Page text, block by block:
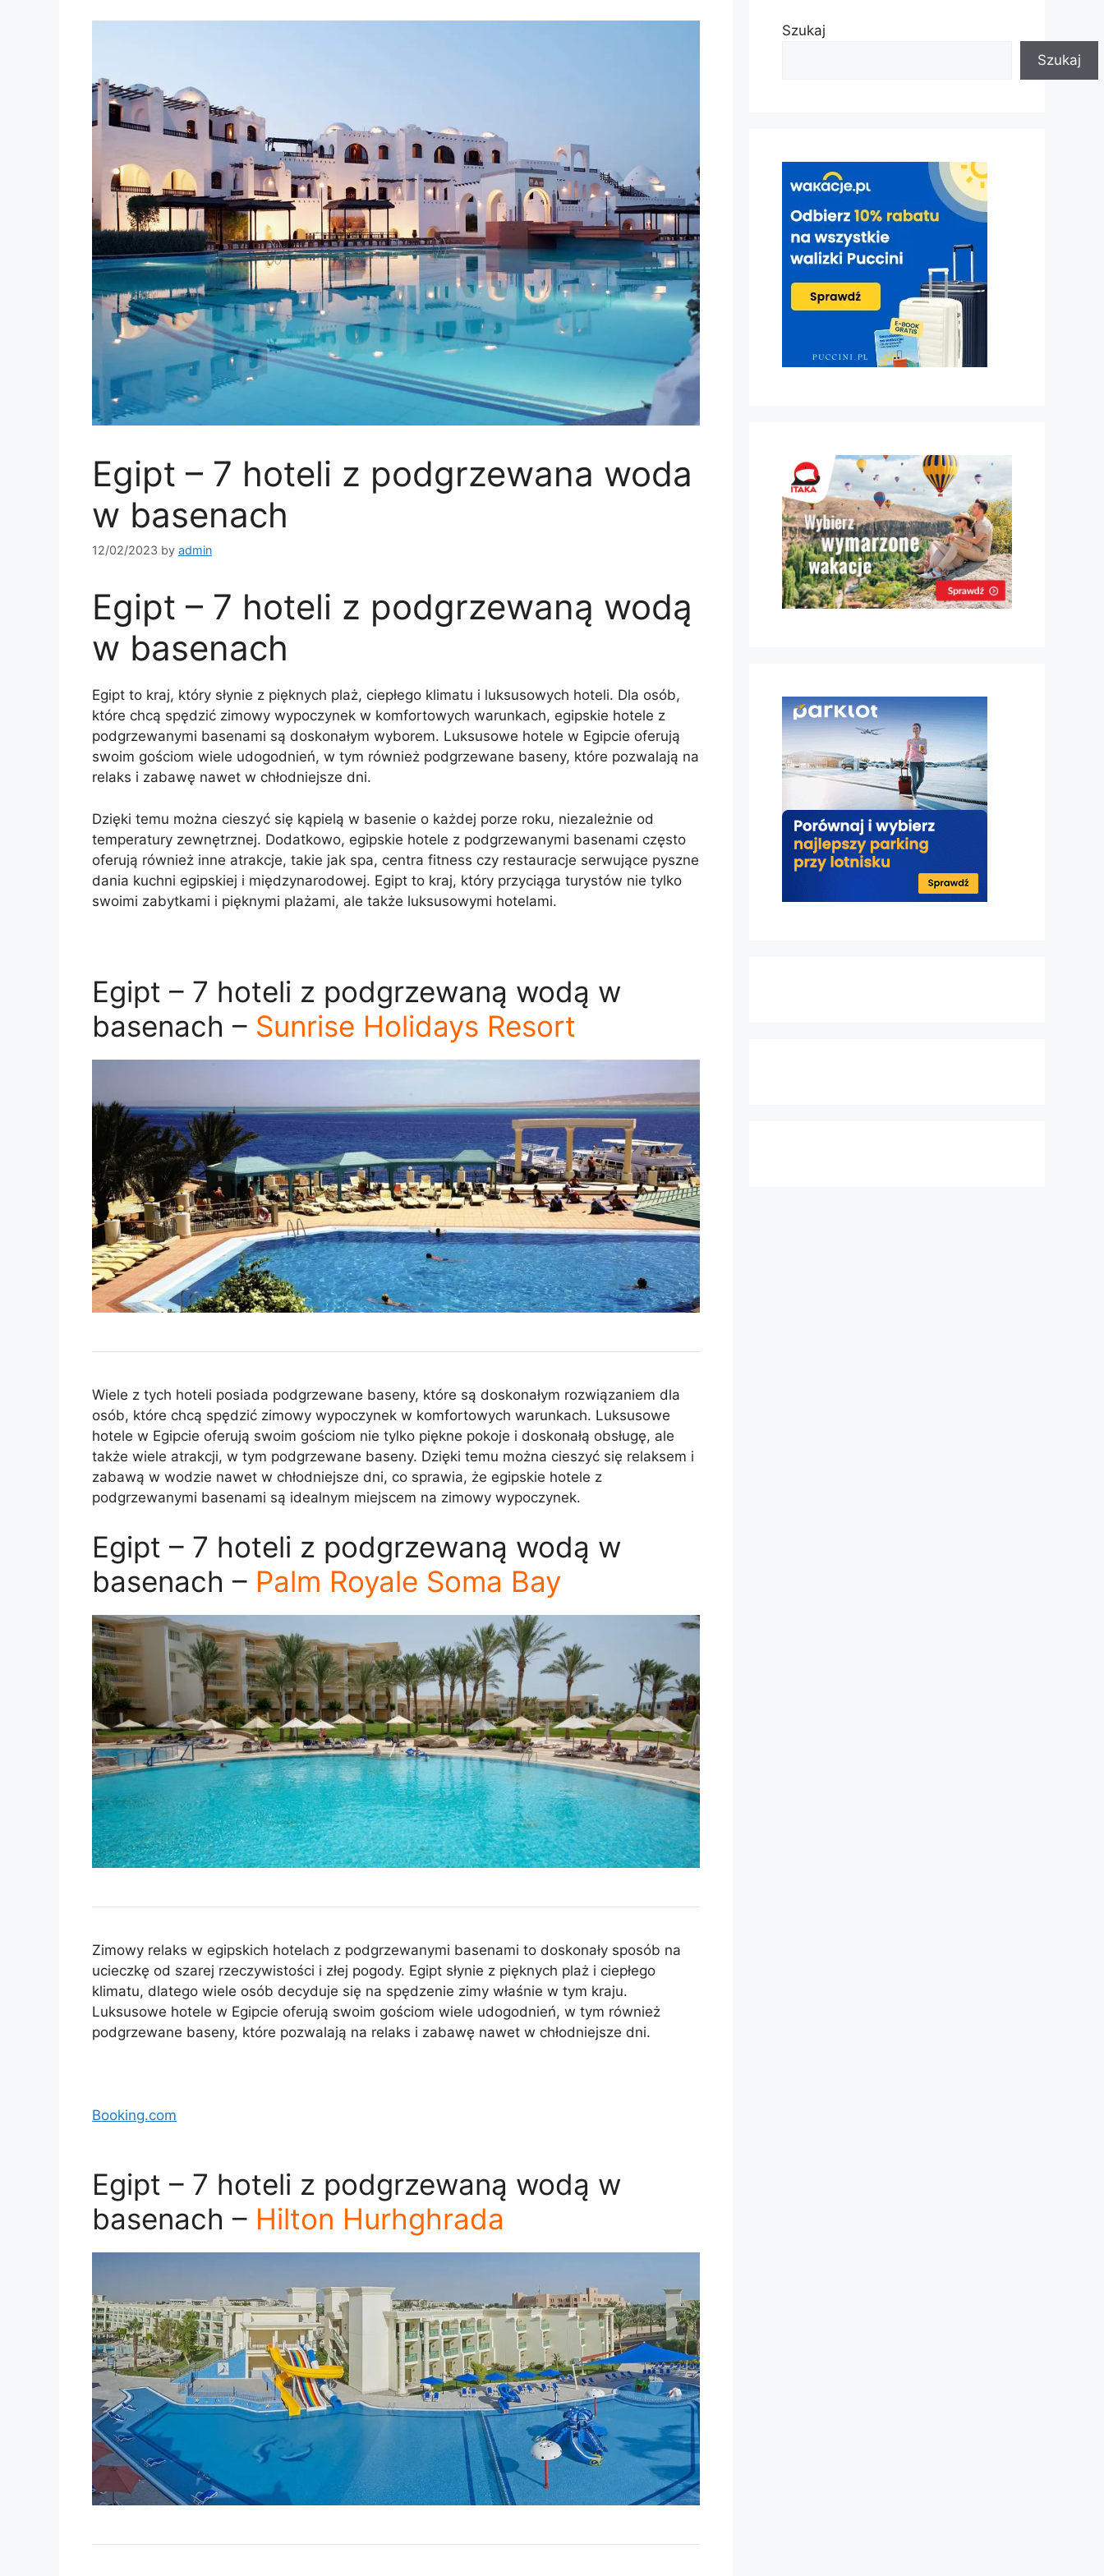
Egipt – 7 hoteli z podgrzewana woda
w basenach
12/02/2023 by admin
Egipt – 7 hoteli z podgrzewaną wodą
w basenach
Egipt to kraj, który słynie z pięknych plaż, ciepłego klimatu i luksusowych hoteli. Dla osób,
które chcą spędzić zimowy wypoczynek w komfortowych warunkach, egipskie hotele z
podgrzewanymi basenami są doskonałym wyborem. Luksusowe hotele w Egipcie oferują
swoim gościom wiele udogodnień, w tym również podgrzewane baseny, które pozwalają na
relaks i zabawę nawet w chłodniejsze dni.
Dzięki temu można cieszyć się kąpielą w basenie o każdej porze roku, niezależnie od
temperatury zewnętrznej. Dodatkowo, egipskie hotele z podgrzewanymi basenami często
oferują również inne atrakcje, takie jak spa, centra fitness czy restauracje serwujące pyszne
dania kuchni egipskiej i międzynarodowej. Egipt to kraj, który przyciąga turystów nie tylko
swoimi zabytkami i pięknymi plażami, ale także luksusowymi hotelami.
Egipt – 7 hoteli z podgrzewaną wodą w
basenach – Sunrise Holidays Resort
Wiele z tych hoteli posiada podgrzewane baseny, które są doskonałym rozwiązaniem dla
osób, które chcą spędzić zimowy wypoczynek w komfortowych warunkach. Luksusowe
hotele w Egipcie oferują swoim gościom nie tylko piękne pokoje i doskonałą obsługę, ale
także wiele atrakcji, w tym podgrzewane baseny. Dzięki temu można cieszyć się relaksem i
zabawą w wodzie nawet w chłodniejsze dni, co sprawia, że egipskie hotele z
podgrzewanymi basenami są idealnym miejscem na zimowy wypoczynek.
Egipt – 7 hoteli z podgrzewaną wodą w
basenach – Palm Royale Soma Bay
Zimowy relaks w egipskich hotelach z podgrzewanymi basenami to doskonały sposób na
ucieczkę od szarej rzeczywistości i złej pogody. Egipt słynie z pięknych plaż i ciepłego
klimatu, dlatego wiele osób decyduje się na spędzenie zimy właśnie w tym kraju.
Luksusowe hotele w Egipcie oferują swoim gościom wiele udogodnień, w tym również
podgrzewane baseny, które pozwalają na relaks i zabawę nawet w chłodniejsze dni.
Booking.com
Egipt – 7 hoteli z podgrzewaną wodą w
basenach – Hilton Hurhghrada
Szukaj
Szukaj